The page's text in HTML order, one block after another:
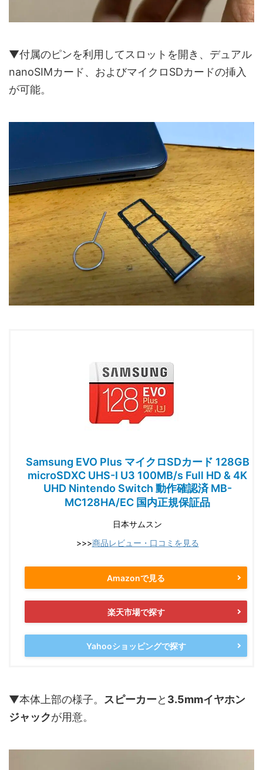
▼付属のピンを利用してスロットを開き、デュアル
nanoSIMカード、およびマイクロSDカードの挿入
が可能。
Samsung EVO Plus マイクロSDカード 128GB
microSDXC UHS-I U3 100MB/s Full HD & 4K
UHD Nintendo Switch 動作確認済 MB-
MC128HA/EC 国内正規保証品
日本サムスン
>>>商品レビュー・口コミを見る
Amazonで見る
楽天市場で探す
Yahooショッピングで探す
▼本体上部の様子。 スピーカーと 3.5mmイヤホン
ジャックが用意。